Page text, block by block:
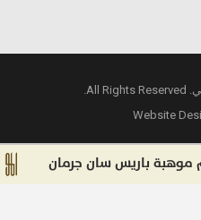
Website
باريس سان جرمان